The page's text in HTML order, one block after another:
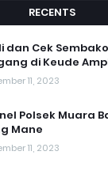
RECENTS
dan Cek
di Keude
11, 2023
Polsek Muara
Mane
11, 2023